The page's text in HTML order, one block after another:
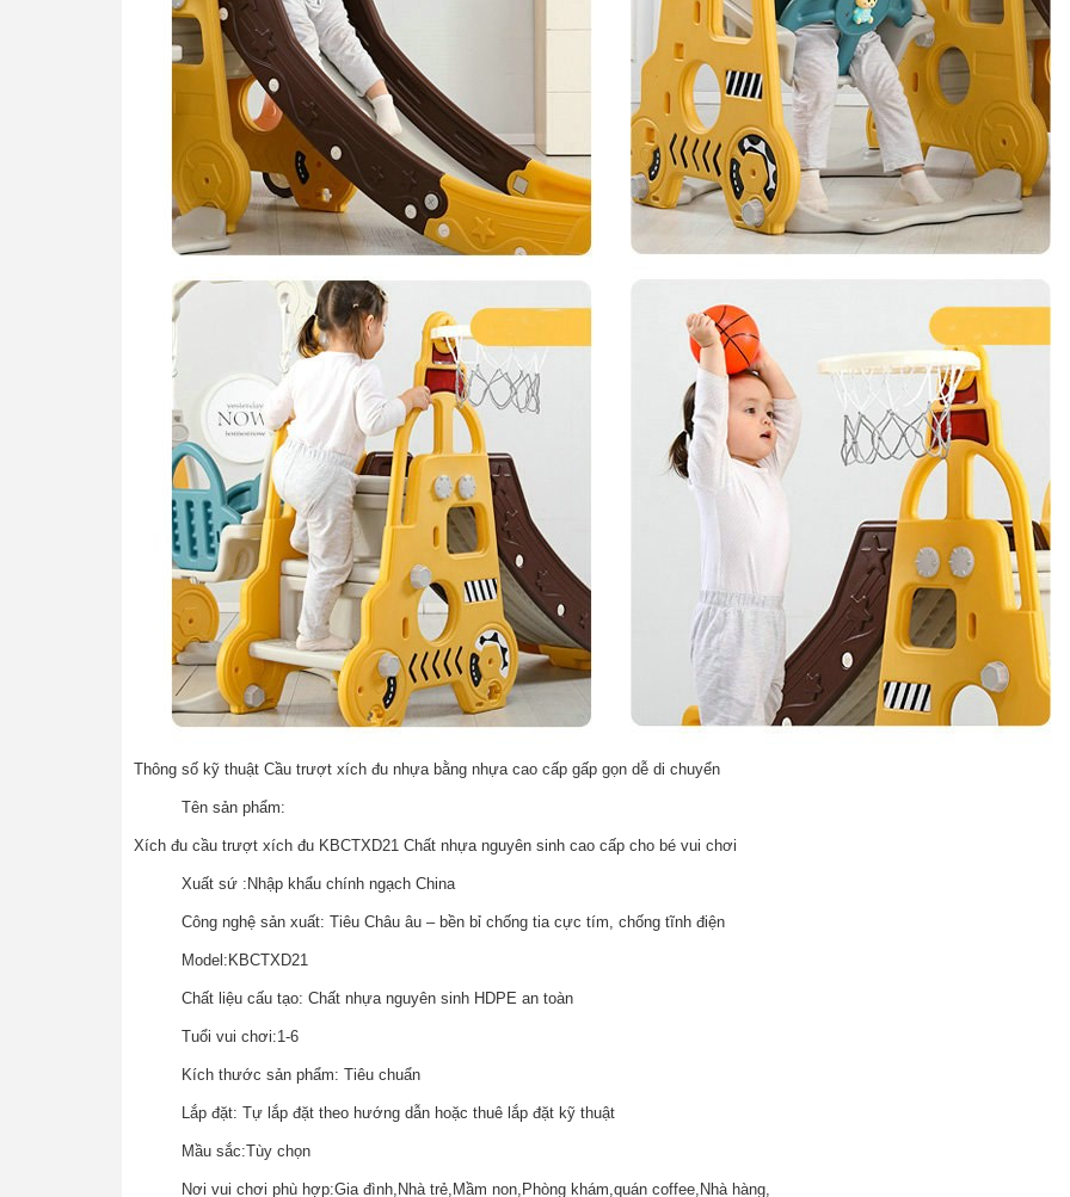
Thông số kỹ thuật Cầu trượt xích đu nhựa bằng nhựa cao cấp gấp gọn dễ di chuyển
Tên sản phẩm:
Xích đu cầu trượt xích đu KBCTXD21 Chất nhựa nguyên sinh cao cấp cho bé vui chơi
Xuất sứ :Nhập khẩu chính ngạch China
Công nghệ sản xuất: Tiêu Châu âu – bền bỉ chống tia cực tím, chống tĩnh điện
Model:KBCTXD21
Chất liệu cấu tạo: Chất nhựa nguyên sinh HDPE an toàn
Tuổi vui chơi:1-6
Kích thước sản phẩm: Tiêu chuẩn
Lắp đặt: Tự lắp đặt theo hướng dẫn hoặc thuê lắp đặt kỹ thuật
Mầu sắc:Tùy chọn
Nơi vui chơi phù hợp:Gia đình,Nhà trẻ,Mầm non,Phòng khám,quán coffee,Nhà hàng,